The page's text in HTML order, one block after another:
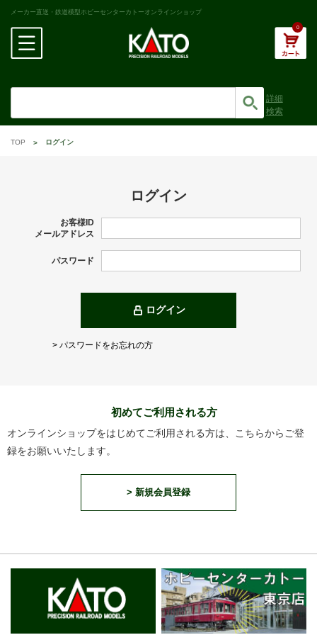
メーカー直送・鉄道模型ホビーセンターカトーオンラインショップ
0
詳細
検索
TOP ログイン
ログイン
お客様ID
メールアドレス
パスワード
ログイン
> パスワードをお忘れの方
初めてご利用される方
オンラインショップをはじめてご利用される方は、こちらからご登
録をお願いいたします。
> 新規会員登録